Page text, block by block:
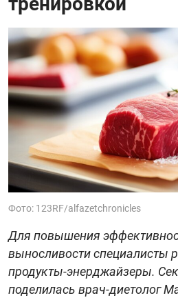
Фото: 123RF/alfazetchronicles
Для повышения
выносливости специалисты
продукты-энерджайзеры.
поделилась врач-диетолог